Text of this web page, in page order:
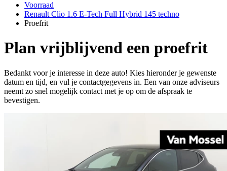
Voorraad
Renault Clio 1.6 E-Tech Full Hybrid 145 techno
Proefrit
Plan vrijblijvend een proefrit
Bedankt voor je interesse in deze auto! Kies hieronder je gewenste
datum en tijd, en vul je contactgegevens in. Een van onze adviseurs
neemt zo snel mogelijk contact met je op om de afspraak te
bevestigen.